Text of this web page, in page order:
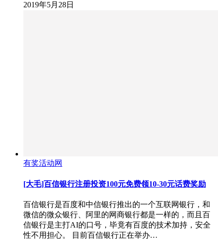
2019年5月28日
有奖活动网
[大毛]百信银行注册投资100元免费领10-30元话费奖励
百信银行是百度和中信银行推出的一个互联网银行，和
微信的微众银行、阿里的网商银行都是一样的，而且百
信银行是主打AI的口号，毕竟有百度的技术加持，安全
性不用担心。 目前百信银行正在举办…